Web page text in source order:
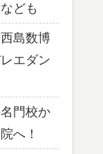
ども
島数博
エダン
門校か
へ！